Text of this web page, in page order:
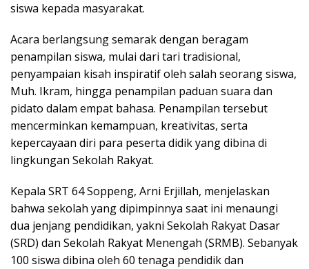
siswa kepada masyarakat.
Acara berlangsung semarak dengan beragam
penampilan siswa, mulai dari tari tradisional,
penyampaian kisah inspiratif oleh salah seorang siswa,
Muh. Ikram, hingga penampilan paduan suara dan
pidato dalam empat bahasa. Penampilan tersebut
mencerminkan kemampuan, kreativitas, serta
kepercayaan diri para peserta didik yang dibina di
lingkungan Sekolah Rakyat.
Kepala SRT 64 Soppeng, Arni Erjillah, menjelaskan
bahwa sekolah yang dipimpinnya saat ini menaungi
dua jenjang pendidikan, yakni Sekolah Rakyat Dasar
(SRD) dan Sekolah Rakyat Menengah (SRMB). Sebanyak
100 siswa dibina oleh 60 tenaga pendidik dan